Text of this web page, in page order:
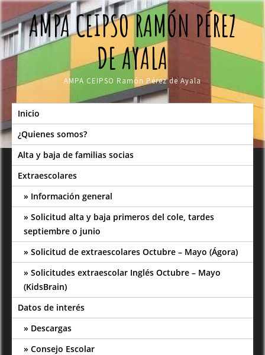
Skip
to
contentAMPA CEIPSO RAMÓN PÉREZ
DE AYALA
AMPA CEIPSO Ramón Pérez de Ayala
Inicio
¿Quienes somos?
Alta y baja de familias socias
Extraescolares
Información general
Solicitud alta y baja primeros del cole, tardes
septiembre o junio
Solicitud de extraescolares Octubre – Mayo (Ágora)
Solicitudes extraescolar Inglés Octubre – Mayo
(KidsBrain)
Datos de interés
Descargas
Consejo Escolar